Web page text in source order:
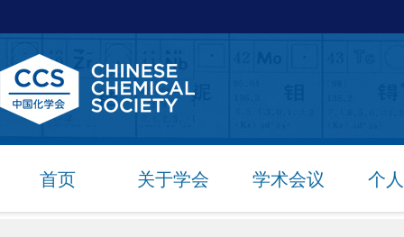
首页 关于学会 学术会议 个